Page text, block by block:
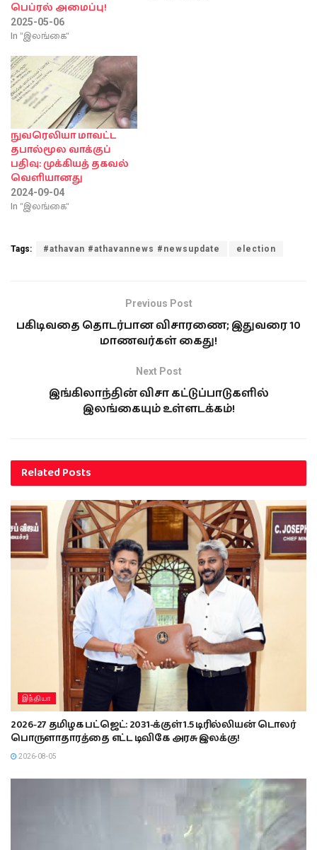
பெப்ரல் அமைப்பு!
2025-05-06
In "இலங்கை"
நுவரெலியா மாவட்ட
தபால்மூல வாக்குப்
பதிவு: முக்கியத் தகவல்
வெளியானது
2024-09-04
In "இலங்கை"
Tags: #athavan #athavannews #newsupdate election
Previous Post
பகிடிவதை தொடர்பான விசாரணை; இதுவரை 10
மாணவர்கள் கைது!
Next Post
இங்கிலாந்தின் விசா கட்டுப்பாடுகளில்
இலங்கையும் உள்ளடக்கம்!
RelatedPosts
இந்தியா
2026-27 தமிழக பட்ஜெட்: 2031-க்குள் 1.5 டிரில்லியன் டொலர்
பொருளாதாரத்தை எட்ட டிவிகே அரசு இலக்கு!
2026-08-05